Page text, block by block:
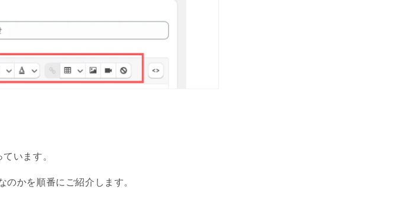
います。
かを順番にご紹介します。